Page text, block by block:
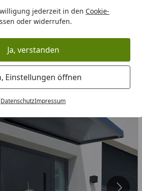
jederzeit in den Cookie-
oder widerrufen.
Ja, verstanden
Einstellungen öffnen
DatenschutzImpressum